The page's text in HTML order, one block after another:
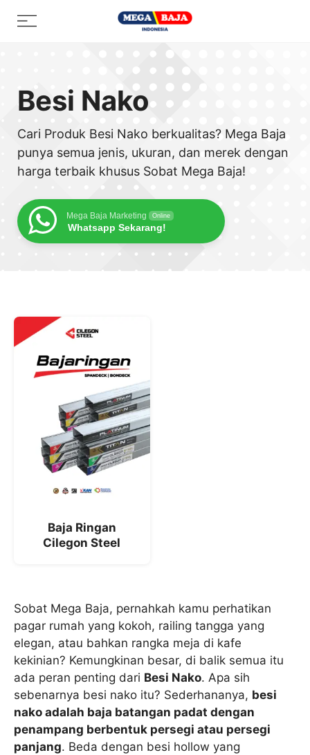
Menu
Besi Nako
Cari Produk Besi Nako berkualitas? Mega Baja
punya semua jenis, ukuran, dan merek dengan
harga terbaik khusus Sobat Mega Baja!
Mega Baja Marketing Online
Whatsapp Sekarang!
Baja Ringan
Cilegon Steel
Sobat Mega Baja, pernahkah kamu perhatikan
pagar rumah yang kokoh, railing tangga yang
elegan, atau bahkan rangka meja di kafe
kekinian? Kemungkinan besar, di balik semua itu
ada peran penting dari Besi Nako. Apa sih
sebenarnya besi nako itu? Sederhananya, besi
nako adalah baja batangan padat dengan
penampang berbentuk persegi atau persegi
panjang. Beda dengan besi hollow yang